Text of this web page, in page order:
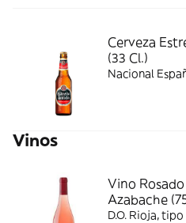
Cerveza
(33 Cl.)
Nacional
Vinos
Vino
Azabache
D.O. Rioja,